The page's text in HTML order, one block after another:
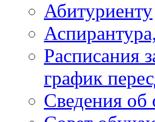
Абитуриенту
Расписания
график
Сведения об